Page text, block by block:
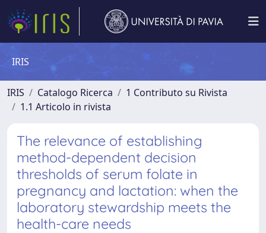
IRIS
IRIS Catalogo Ricerca
1 Contributo su Rivista
1.1 Articolo in rivista
The relevance of establishing
method-dependent decision
thresholds of serum folate in
pregnancy and lactation: when the
laboratory stewardship meets the
health-care needs